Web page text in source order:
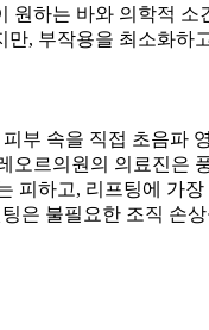
하는 바와 의학적
, 부작용을 최소화
부 속을 직접 초음파
르의원의 의료진은
하고, 리프팅에 가
은 불필요한 조직